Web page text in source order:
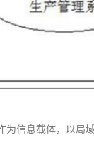
为信息载体，以局